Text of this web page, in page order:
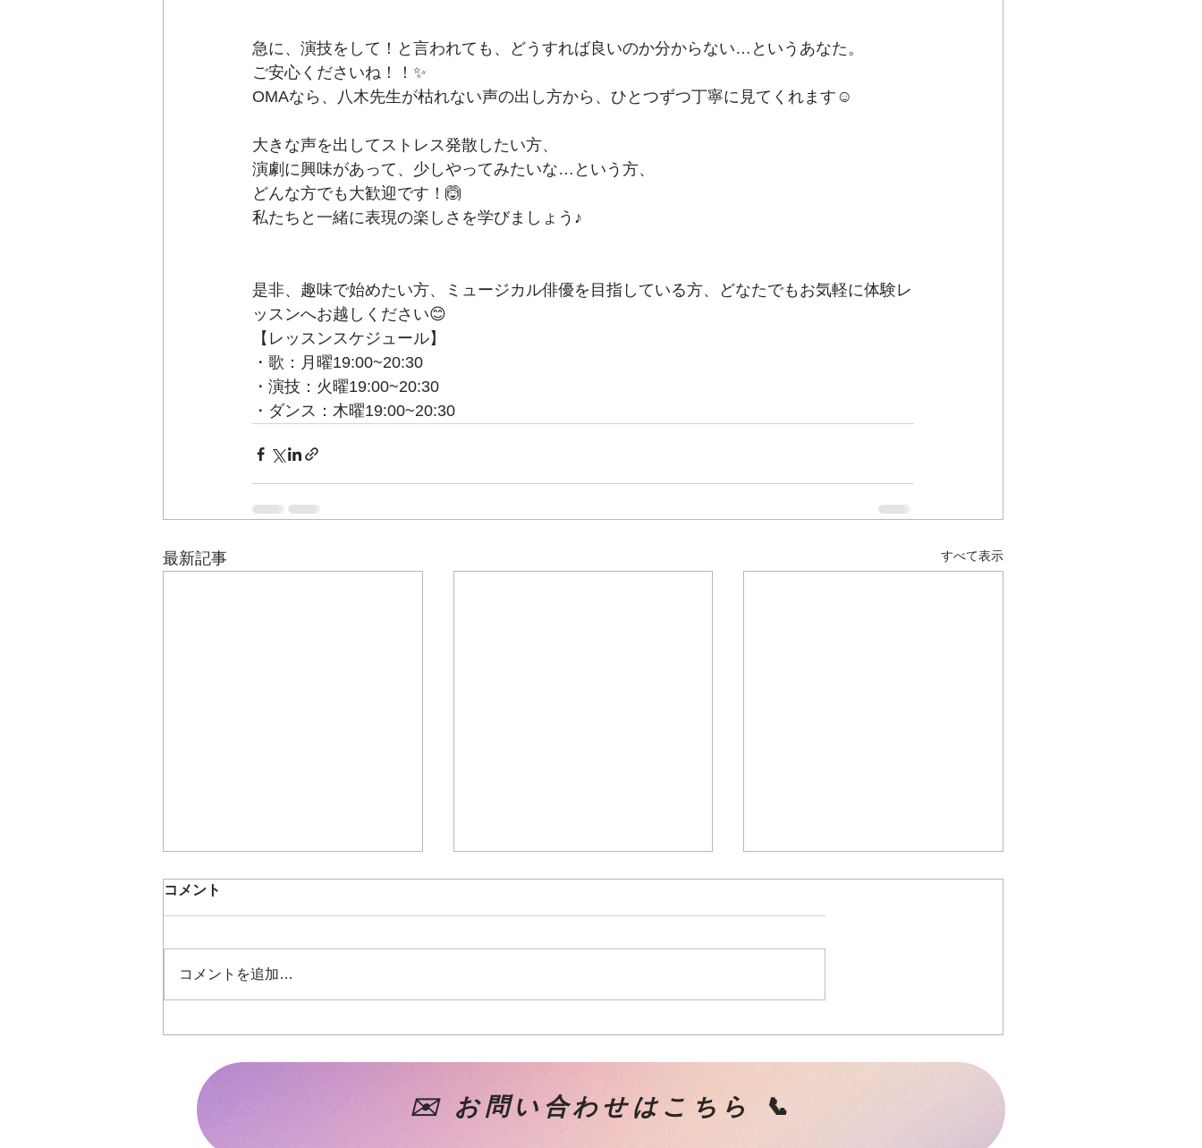
急に、演技をして！と言われても、どうすれば良いのか分からない…というあなた。
ご安心くださいね！！✨
OMAなら、八木先生が枯れない声の出し方から、ひとつずつ丁寧に見てくれます☺️
大きな声を出してストレス発散したい方、
演劇に興味があって、少しやってみたいな…という方、
どんな方でも大歓迎です！🙆
私たちと一緒に表現の楽しさを学びましょう♪
是非、趣味で始めたい方、ミュージカル俳優を目指している方、どなたでもお気軽に体験レ
ッスンへお越しください😊
【レッスンスケジュール】
・歌：月曜19:00~20:30
・演技：火曜19:00~20:30
・ダンス：木曜19:00~20:30
最新記事 すべて表示
8月スケジュール
コメント
コメントを追加…
✉️ お問い合わせはこちら 📞